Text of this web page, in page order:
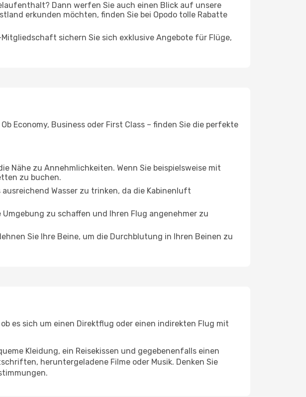
Dann werfen Sie auch einen Blick auf unsere
erkunden möchten, finden Sie bei Opodo tolle Rabatte
Mitgliedschaft sichern Sie sich exklusive Angebote für Flüge,
Economy, Business oder First Class – finden Sie die perfekte
Nähe zu Annehmlichkeiten. Wenn Sie beispielsweise mit
zu buchen.
Wasser zu trinken, da die Kabinenluft
zu schaffen und Ihren Flug angenehmer zu
Sie Ihre Beine, um die Durchblutung in Ihren Beinen zu
es sich um einen Direktflug oder einen indirekten Flug mit
Kleidung, ein Reisekissen und gegebenenfalls einen
heruntergeladene Filme oder Musik. Denken Sie